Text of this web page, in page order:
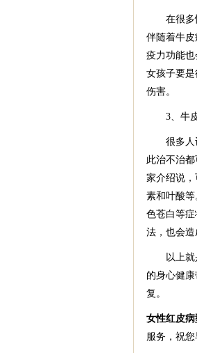
在很多情
伴随着牛
疫力功能
女孩子要
伤害。
3、牛皮
很多人认
此治不治
家介绍说
素和叶酸
色苍白等
法，也会造
以上就是
的身心健
复。
女性红皮
服务，祝您